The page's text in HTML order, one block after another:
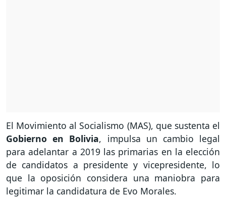
El Movimiento al Socialismo (MAS), que sustenta el
Gobierno en Bolivia, impulsa un cambio legal
para adelantar a 2019 las primarias en la elección
de candidatos a presidente y vicepresidente, lo
que la oposición considera una maniobra para
legitimar la candidatura de Evo Morales.